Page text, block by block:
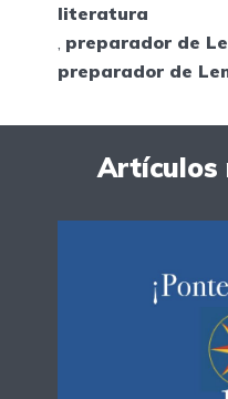
literatura
, preparador de
preparador de
Artículos